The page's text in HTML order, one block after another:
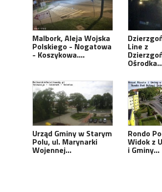
Malbork, Aleja Wojska
Polskiego - Nogatowa
- Koszykowa.…
Line z
Urząd Gminy w Starym
Polu, ul. Marynarki
Wojennej…
Rondo
Widok z
i Gminy…